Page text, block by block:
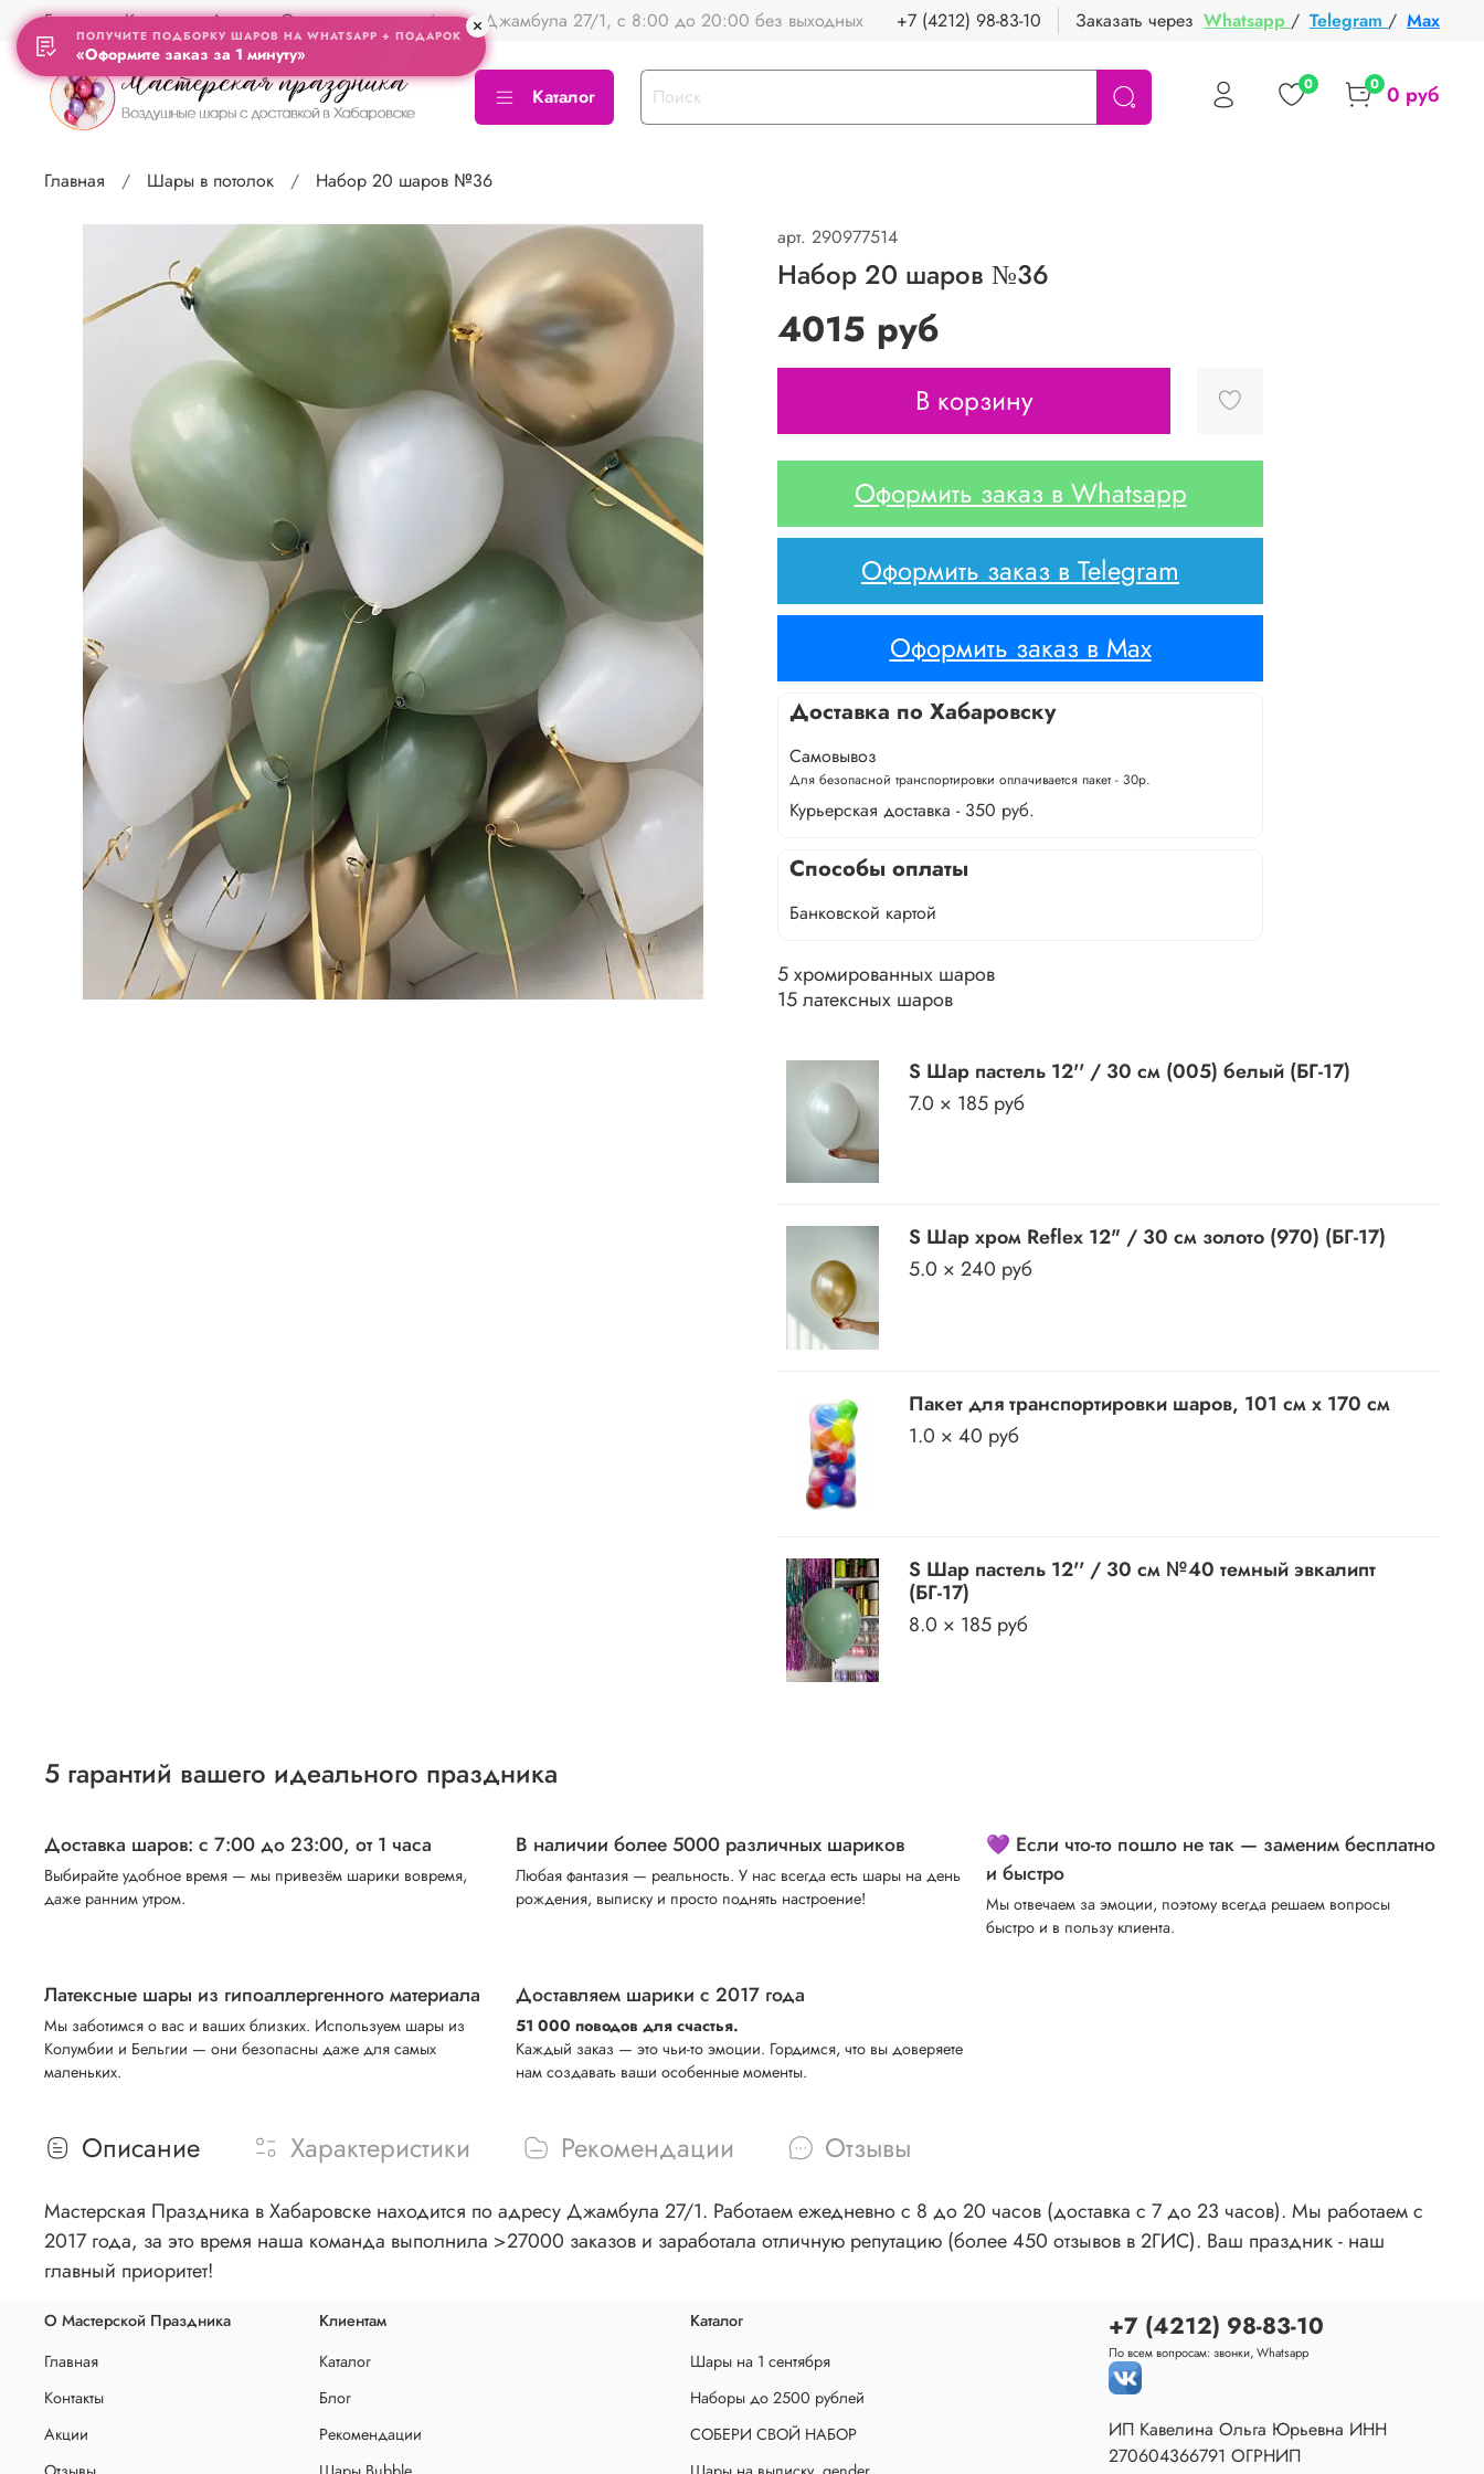
Главная Контакты Акции Отзывы Адрес Джамбула 27/1, с 8:00 до 20:00 без выходных +7 (4212) 98-83-10 Заказать через Whatsapp / Telegram / Max
Каталог 0 0 0 руб
Главная Шары в потолок Набор 20 шаров №36
арт. 290977514
Набор 20 шаров №36
4015 руб
В корзину
Оформить заказ в Whatsapp
Оформить заказ в Telegram
Оформить заказ в Max
Доставка по Хабаровску
Самовывоз
Для безопасной транспортировки оплачивается пакет - 30р.
Курьерская доставка - 350 руб.
Способы оплаты
Банковской картой
S Шар пастель 12'' / 30 см (005) белый (БГ-17)
7.0 × 185 руб
S Шар хром Reflex 12" / 30 см золото (970) (БГ-17)
5.0 × 240 руб
Пакет для транспортировки шаров, 101 см х 170 см
1.0 × 40 руб
S Шар пастель 12'' / 30 см №40 темный эвкалипт
(БГ-17)
8.0 × 185 руб
5 хромированных шаров
15 латексных шаров
5 гарантий вашего идеального праздника
Доставка шаров: с 7:00 до 23:00, от 1 часа
Выбирайте удобное время — мы привезём шарики вовремя,
даже ранним утром.
В наличии более 5000 различных шариков
Любая фантазия — реальность. У нас всегда есть шары на день
рождения, выписку и просто поднять настроение!
💜 Если что-то пошло не так — заменим бесплатно
и быстро
Мы отвечаем за эмоции, поэтому всегда решаем вопросы
быстро и в пользу клиента.
Латексные шары из гипоаллергенного материала
Мы заботимся о вас и ваших близких. Используем шары из
Колумбии и Бельгии — они безопасны даже для самых
маленьких.
Доставляем шарики с 2017 года
51 000 поводов для счастья.
Каждый заказ — это чьи-то эмоции. Гордимся, что вы доверяете
нам создавать ваши особенные моменты.
Описание Характеристики Рекомендации Отзывы
Мастерская Праздника в Хабаровске находится по адресу Джамбула 27/1. Работаем ежедневно с 8 до 20 часов (доставка с 7 до 23 часов). Мы работаем с
2017 года, за это время наша команда выполнила >27000 заказов и заработала отличную репутацию (более 450 отзывов в 2ГИС). Ваш праздник - наш
главный приоритет!
О Мастерской Праздника
Главная
Контакты
Акции
Клиентам
Каталог
Блог
Рекомендации
Каталог
Шары на 1 сентября
Наборы до 2500 рублей
СОБЕРИ СВОЙ НАБОР
+7 (4212) 98-83-10
По всем вопросам: звонки, Whatsapp
ИП Кавелина Ольга Юрьевна ИНН
270604366791 ОГРНИП
ПОЛУЧИТЕ ПОДБОРКУ ШАРОВ НА WHATSAPP + ПОДАРОК
«Оформите заказ за 1 минуту»